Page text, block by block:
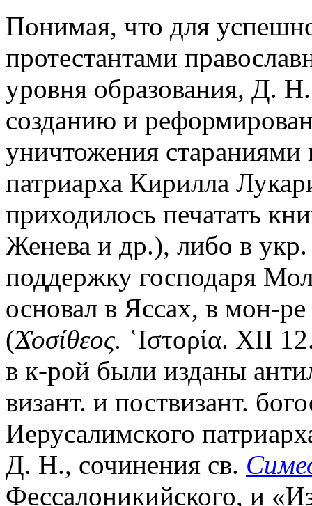
Понимая, что для
протестантами
уровня образования, Д.
созданию и
уничтожения стараниями
патриарха Кирилла
приходилось печатать
Женева и др.), либо в
поддержку господаря
основал в Яссах, в мон-
(Ϫοσίθεος. ῾Ιστορία. XII
в к-рой были изданы
визант. и поствизант.
Иерусалимского
Д. Н., сочинения св.
Фессалоникийского, и